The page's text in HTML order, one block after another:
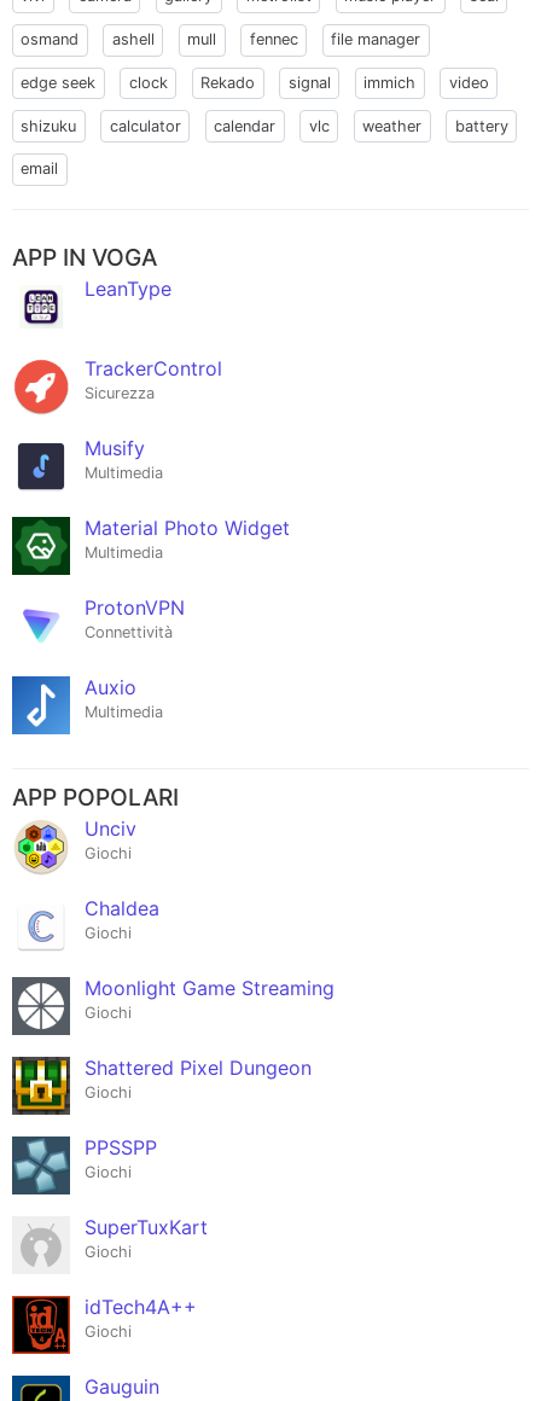
osmand ashell mull fennec file manager
edge seek clock Rekado signal immich video
shizuku calculator calendar vlc weather battery
email
APP IN VOGA
LeanType
TrackerControl
Sicurezza
Musify
Multimedia
Material Photo Widget
Multimedia
ProtonVPN
Connettività
Auxio
Multimedia
APP POPOLARI
Unciv
Giochi
Chaldea
Giochi
Moonlight Game Streaming
Giochi
Shattered Pixel Dungeon
Giochi
PPSSPP
Giochi
SuperTuxKart
Giochi
idTech4A++
Giochi
Gauguin